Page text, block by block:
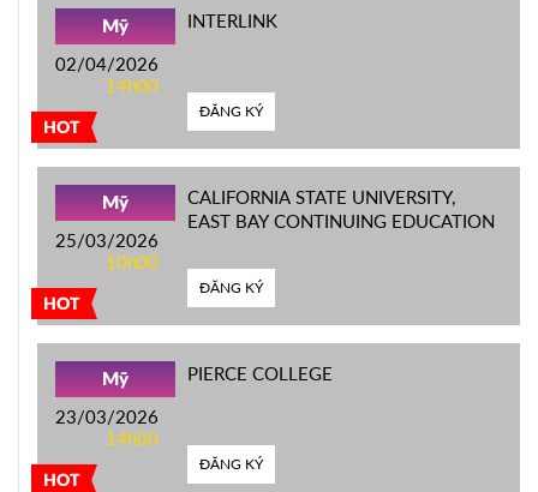
HOT
Mỹ
02/04/2026
14h00
INTERLINK
ĐĂNG KÝ
HOT
Mỹ
25/03/2026
10h00
CALIFORNIA STATE UNIVERSITY,
EAST BAY CONTINUING EDUCATION
ĐĂNG KÝ
HOT
Mỹ
23/03/2026
14h00
PIERCE COLLEGE
ĐĂNG KÝ